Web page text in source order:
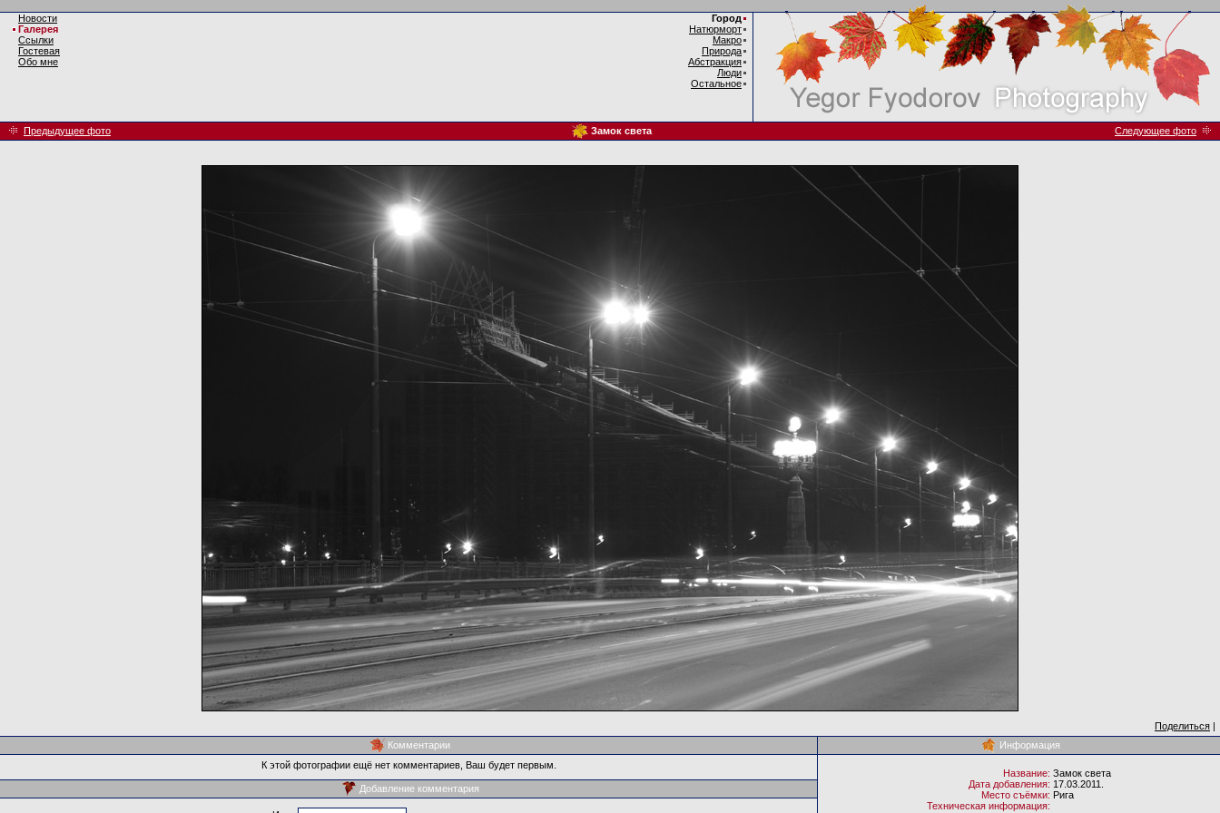
Новости
Галерея
Ссылки
Гостевая
Обо мне
Город
Натюрморт
Макро
Природа
Абстракция
Люди
Остальное
Предыдущее фото Замок света Следующее фото
Поделиться |
Комментарии
Информация
К этой фотографии ещё нет комментариев, Ваш будет первым.
Добавление комментария
Название: Замок света
Дата добавления: 17.03.2011.
Место съёмки: Рига
Техническая информация: